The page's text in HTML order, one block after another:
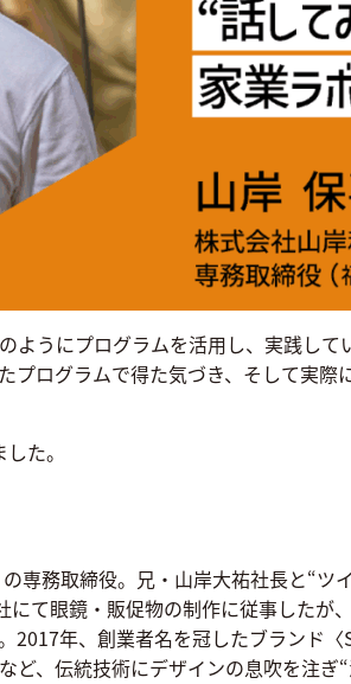
うにプログラムを活用し、実践し
ログラムで得た気づき、そして実
た。
専務取締役。兄・山岸大祐社長と“
て眼鏡・販促物の制作に従事したが
年、創業者名を冠したブランド
、伝統技術にデザインの息吹を注ぎ“